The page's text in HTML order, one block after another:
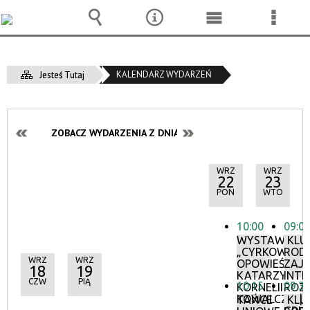
Jesteś Tutaj KALENDARZ WYDARZEŃ
ZOBACZ WYDARZENIA Z DNIA:
WRZ
18
CZW
WRZ
19
PIĄ
WRZ
22
PON
10:00
WYSTAWA:
„CYRKOWE
OPOWIEŚCI”
KATARZYNY
KORNELII
KOWALCZYK
10:15
TAŃCE
WRZ
23
WTO
09:00
|
09:30
Wyszukiwarka
NarzędziaMenu
Menu